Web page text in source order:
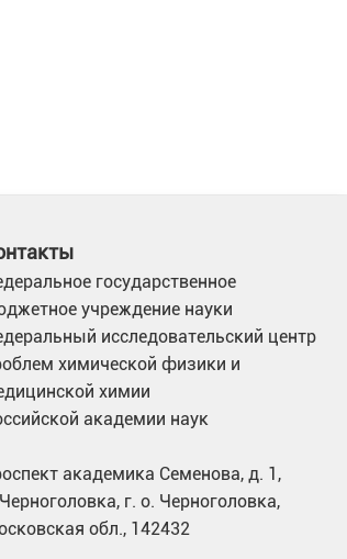
государственное
учреждение науки
исследовательский центр
химической физики и
химии
академии наук
академика Семенова, д. 1,
г. о. Черноголовка,
обл., 142432